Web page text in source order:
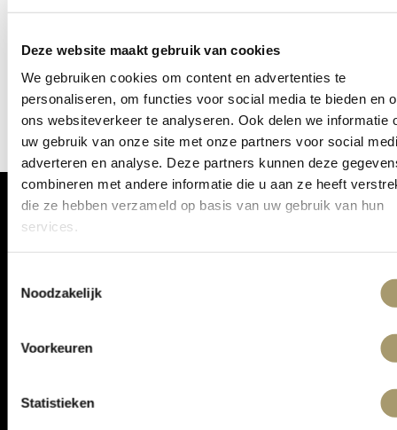
Deze website maakt gebruik van cookies
We gebruiken cookies om content en advertenties te
personaliseren, om functies voor social media te bieden en
ons websiteverkeer te analyseren. Ook delen we informatie
uw gebruik van onze site met onze partners voor social
adverteren en analyse. Deze partners kunnen deze
combineren met andere informatie die u aan ze heeft
die ze hebben verzameld op basis van uw gebruik van hun
services.
Noodzakelijk
Voorkeuren
Statistieken
gebouwd en zal binnenkort online komen!